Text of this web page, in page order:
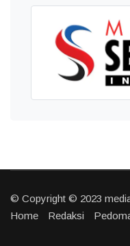
© Copyright © 2023
Home
Redaksi